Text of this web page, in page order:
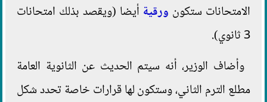
الامتحانات ستكون ورقية أيضا (ويقصد بذلك امتحانات
3 ثانوي).
وأضاف الوزير، أنه سيتم الحديث عن الثانوية العامة
مطلع الترم الثاني، وستكون لها قرارات خاصة تحدد شكل